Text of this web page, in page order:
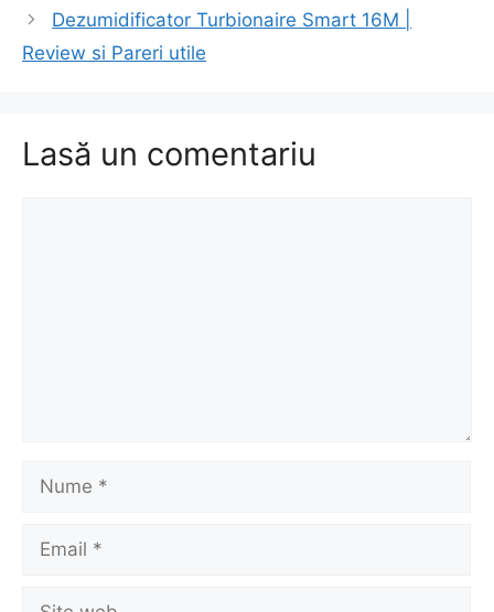
Dezumidificator Turbionaire Smart 16M |
Review si Pareri utile
Lasă un comentariu
Nume
Email
Site